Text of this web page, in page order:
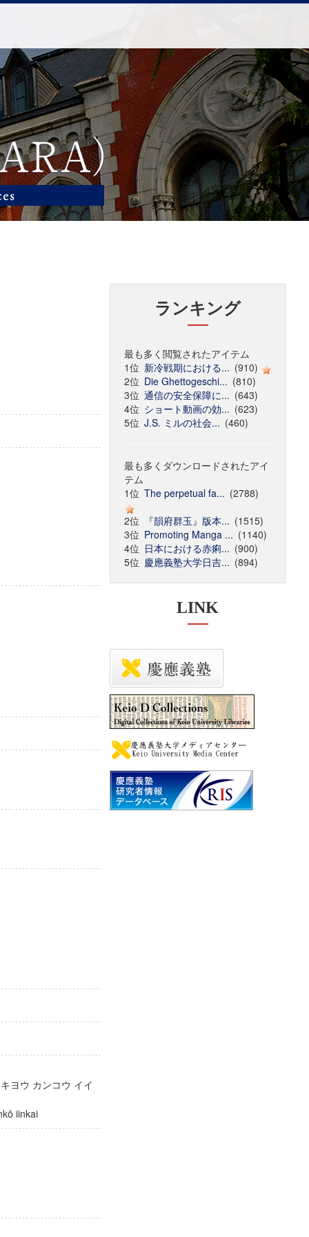
ヨウ カンコウ イイ
iinkai
ランキング
最も多く閲覧されたアイテム
1位 新冷戦期における... (910)
2位 Die Ghettogeschi... (810)
3位 通信の安全保障に... (643)
4位 ショート動画の効... (623)
5位 J.S. ミルの社会... (460)
最も多くダウンロードされたアイ
テム
1位 The perpetual fa... (2788)
2位
『韻府群玉』版本... (1515)
3位 Promoting Manga ... (1140)
4位 日本における赤痢... (900)
5位 慶應義塾大学日吉... (894)
LINK